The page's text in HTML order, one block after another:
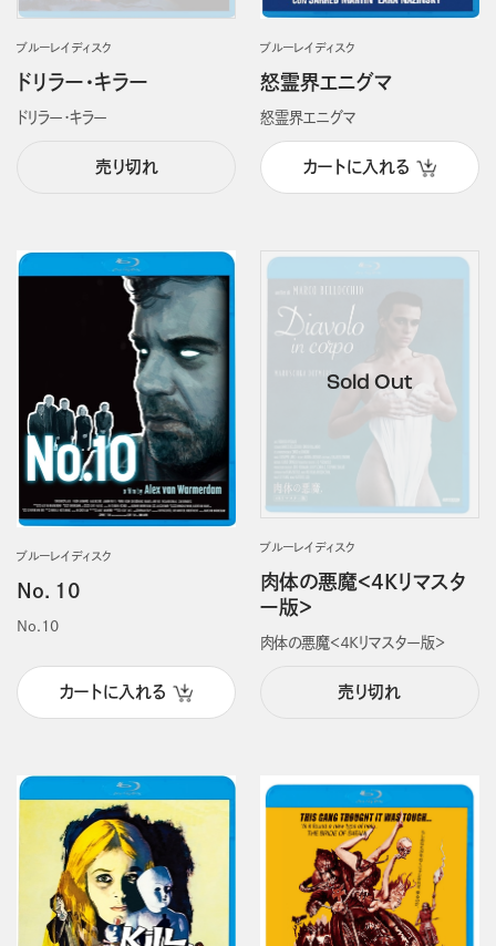
ブルーレイディスク
ドリラー・キラー
ドリラー・キラー
売り切れ
ブルーレイディスク
怒霊界エニグマ
怒霊界エニグマ
カートに入れる
ブルーレイディスク
No．10
No.10
カートに入れる
ブルーレイディスク
肉体の悪魔＜4Kリマスタ
ー版＞
肉体の悪魔＜４Ｋリマスター版＞
売り切れ